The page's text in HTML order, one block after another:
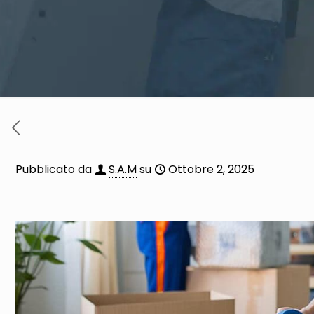
Pubblicato da S.A.Msu Ottobre 2, 2025